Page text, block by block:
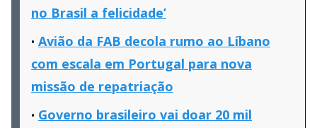
no Brasil a felicidade’
Avião da FAB decola rumo ao Líbano
com escala em Portugal para nova
missão de repatriação
Governo brasileiro vai doar 20 mil